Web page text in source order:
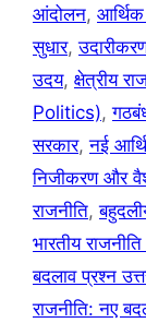
आंदोलन,
सुधार,
उदय, क्षेत्रीय
Politics),
सरकार,नई
निजीकरण और
राजनीति,
भारतीय
बदलाव प्रश्न
राजनीति: नए